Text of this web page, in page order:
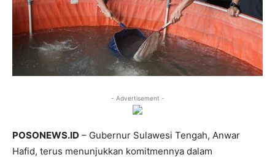
- Advertisement -
POSONEWS.ID – Gubernur Sulawesi Tengah, Anwar
Hafid, terus menunjukkan komitmennya dalam